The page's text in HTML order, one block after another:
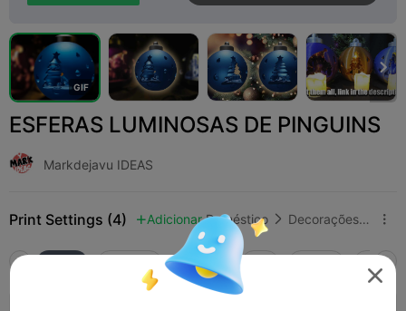
GIF

ESFERAS LUMINOSAS DE PINGUINS
Markdejavu IDEAS
Print Settings (4)  Adicionar Doméstico  Decorações e Ornamentos para Casa 
K2 Pro
